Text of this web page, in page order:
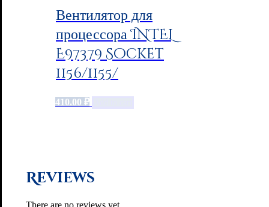
Вентилятор для
процессора INTEL
E97379 Socket
1156/1155/
410.00 ₽
Reviews
There are no reviews yet.